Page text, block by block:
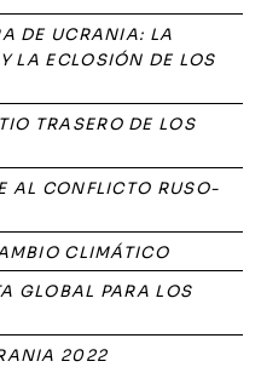
DE UCRANIA: LA
LA ECLOSIÓN DE LOS
TRASERO DE LOS
AL CONFLICTO RUSO-
CLIMÁTICO
GLOBAL PARA LOS
2022